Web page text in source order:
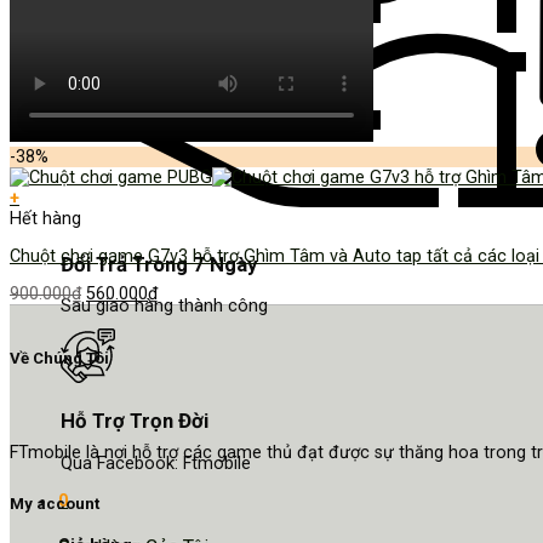
Đổi Trả Trong 7 Ngày
Sau giao hàng thành công
Hỗ Trợ Trọn Đời
Qua Facebook: Ftmobile
0
-38%
+
Hết hàng
Chuột chơi game G7v3 hỗ trợ Ghìm Tâm và Auto tap tất cả các loại
900.000₫ 560.000₫
Về Chúng Tôi
FTmobile là nơi hỗ trợ các game thủ đạt được sự thăng hoa trong
My account